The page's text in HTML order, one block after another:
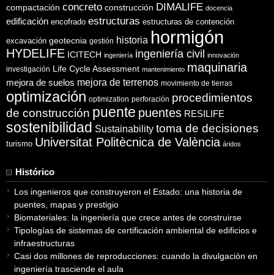
compactación concreto construcción DIMALIFE docencia
edificación encofrado estructuras estructuras de contención
excavación geotecnia gestión historia hormigón
HYDELIFE ICITECH ingeniería ingeniería civil innovación
investigación Life Cycle Assessment mantenimiento maquinaria
mejora de suelos mejora de terrenos movimiento de tierras
optimización optimization perforación procedimientos
de construcción puente puentes RESILIFE
sostenibilidad Sustainability toma de decisiones
turismo Universitat Politècnica de València áridos
Histórico
Los ingenieros que construyeron el Estado: una historia de
puentes, mapas y prestigio
Biomateriales: la ingeniería que crece antes de construirse
Tipologías de sistemas de certificación ambiental de edificios e
infraestructuras
Casi dos millones de reproducciones: cuando la divulgación en
ingeniería trasciende el aula